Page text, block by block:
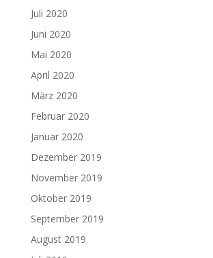
Juli 2020
Juni 2020
Mai 2020
April 2020
März 2020
Februar 2020
Januar 2020
Dezember 2019
November 2019
Oktober 2019
September 2019
August 2019